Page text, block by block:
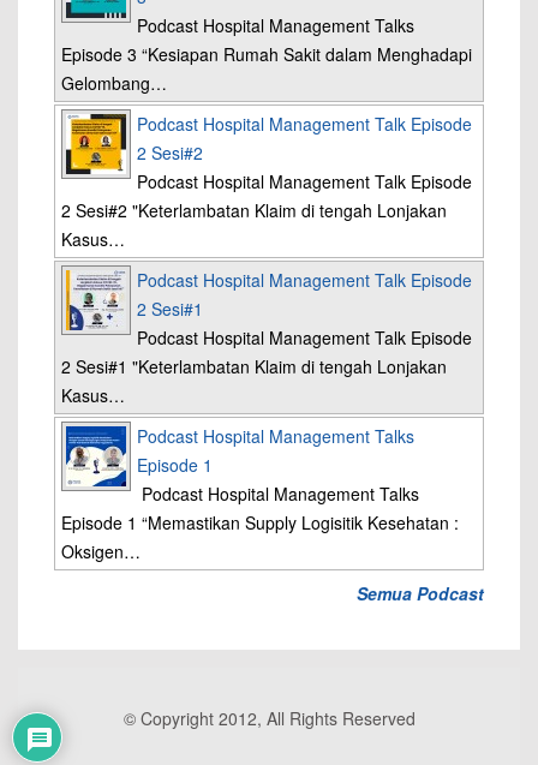
Podcast Hospital Management Talks
Episode 3 “Kesiapan Rumah Sakit dalam Menghadapi
Gelombang…
Podcast Hospital Management Talk Episode
2 Sesi#2
Podcast Hospital Management Talk Episode
2 Sesi#2 "Keterlambatan Klaim di tengah Lonjakan
Kasus…
Podcast Hospital Management Talk Episode
2 Sesi#1
Podcast Hospital Management Talk Episode
2 Sesi#1 "Keterlambatan Klaim di tengah Lonjakan
Kasus…
Podcast Hospital Management Talks
Episode 1
Podcast Hospital Management Talks
Episode 1 “Memastikan Supply Logisitik Kesehatan :
Oksigen…
Semua Podcast
© Copyright 2012, All Rights Reserved